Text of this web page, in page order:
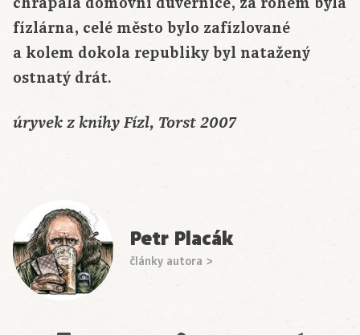
fízlárna, celé město bylo zafízlované
a kolem dokola republiky byl natažený
ostnatý drát.
úryvek z knihy Fízl, Torst 2007
Petr Placák
články autora >